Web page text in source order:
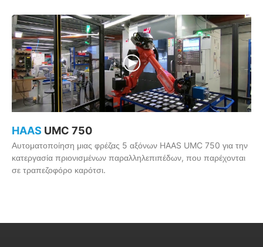
HAAS UMC 750
Αυτοματοποίηση μιας φρέζας 5 αξόνων HAAS UMC 750 για την
κατεργασία πριονισμένων παραλληλεπιπέδων, που παρέχονται
σε τραπεζοφόρο καρότσι.